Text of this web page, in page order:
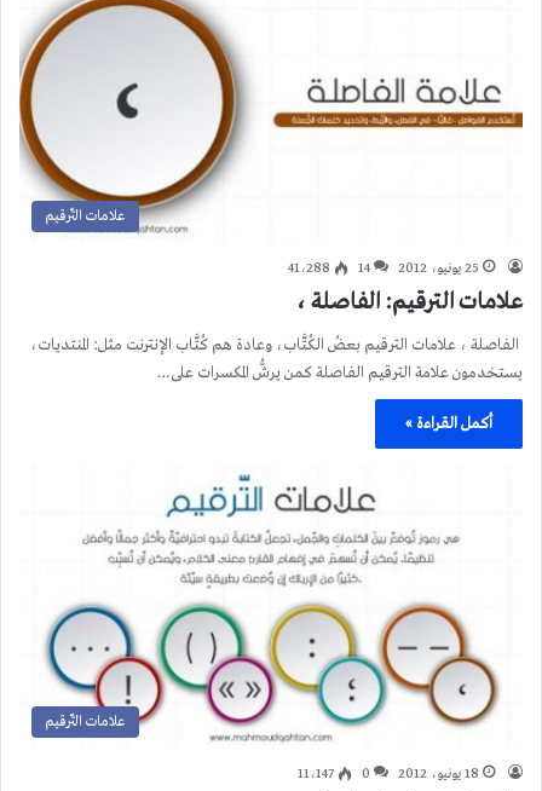
علامات التّرقيم
25 يونيو، 2012 14 41٬288
علامات الترقيم: الفاصلة ،
الفاصلة ، علامات الترقيم بعضُ الكُتَّاب، وعادة هم كُتَّاب الإنترنت مثل: المنتديات،
يستخدمون علامة الترقيم الفاصلة كمن يرشُّ المكسرات على…
أكمل القراءة »
علامات التّرقيم
18 يونيو، 2012 0 11٬147